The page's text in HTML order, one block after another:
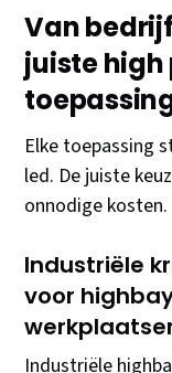
Van
juiste high
Elke toepassing
led. De juiste
onnodige kosten.
Industriële
voor
Industriële